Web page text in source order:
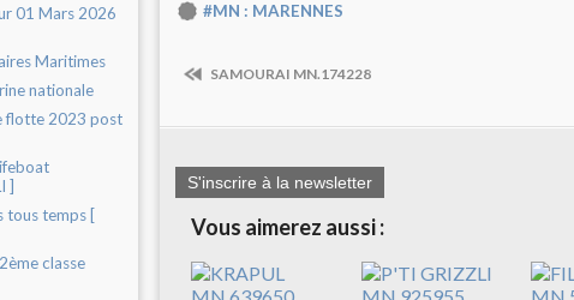
01 Mars 2026
Maritimes
nationale
flotte 2023 post
]
tous temps [
classe
#MN : MARENNES
SAMOURAI MN.174228
S'inscrire à la newsletter
Vous aimerez aussi :